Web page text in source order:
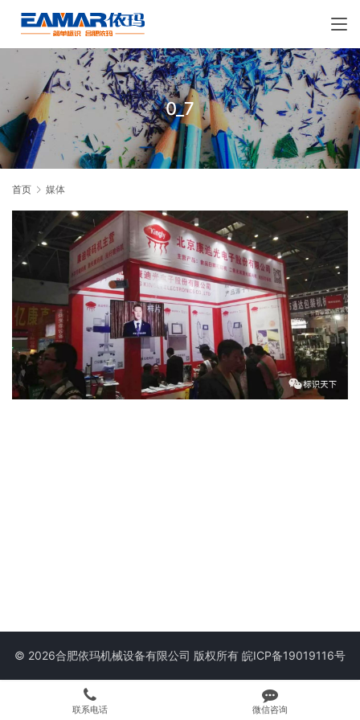
0_7
首页 媒体
© 2026合肥依玛机械设备有限公司 版权所有 皖ICP备19019116号
联系电话 微信咨询